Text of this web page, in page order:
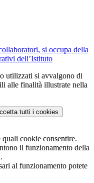
si occupa della
dell’Istituto
utilizzati si avvalgono di
alle finalità illustrate nella
tutti i cookies
quali cookie consentire.
il funzionamento della
al funzionamento potete